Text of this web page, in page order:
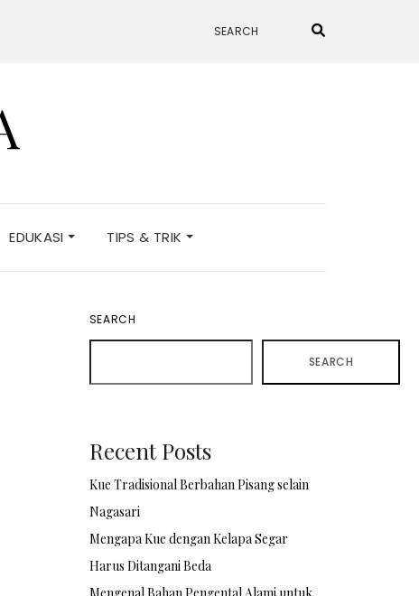
EDUKASI TIPS & TRIK
SEARCH
SEARCH
Recent Posts
Kue Tradisional Berbahan Pisang selain
Nagasari
Mengapa Kue dengan Kelapa Segar
Harus Ditangani Beda